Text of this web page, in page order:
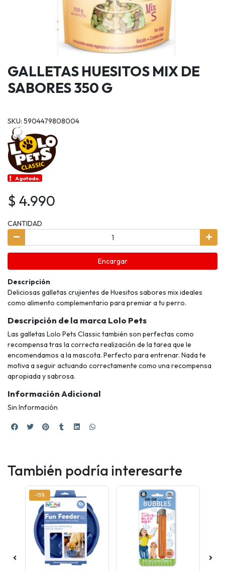
GALLETAS HUESITOS MIX DE
SABORES 350 G
SKU: 5904479808004
Agotado.
$ 4.990
CANTIDAD
Encargar
Descripción
Deliciosas galletas crujientes de Huesitos sabores mix ideales
como alimento complementario para premiar a tu perro.
Descripción de la marca Lolo Pets
Las galletas Lolo Pets Classic también son perfectas como
recompensa tras la correcta realización de la tarea que le
encomendamos a la mascota. Perfecto para entrenar. Nada te
motiva a seguir actuando correctamente como una recompensa
apropiada y sabrosa.
Información Adicional
Sin Información
También podría interesarte
-15%